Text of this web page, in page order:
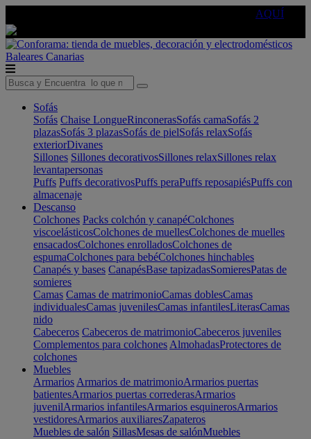
AQUÍ
Baleares Canarias
Sofás
Sofás Chaise LongueRinconerasSofás camaSofás 2
plazasSofás 3 plazasSofás de pielSofás relaxSofás
exteriorDivanes
Sillones Sillones decorativosSillones relaxSillones relax
levantapersonas
Puffs Puffs decorativosPuffs peraPuffs reposapiésPuffs con
almacenaje
Descanso
Colchones Packs colchón y canapéColchones
viscoelásticosColchones de muellesColchones de muelles
ensacadosColchones enrolladosColchones de
espumaColchones para bebéColchones hinchables
Canapés y bases CanapésBase tapizadasSomieresPatas de
somieres
Camas Camas de matrimonioCamas doblesCamas
individualesCamas juvenilesCamas infantilesLiterasCamas
nido
Cabeceros Cabeceros de matrimonioCabeceros juveniles
Complementos para colchones AlmohadasProtectores de
colchones
Muebles
Armarios Armarios de matrimonioArmarios puertas
batientesArmarios puertas correderasArmarios
juvenilArmarios infantilesArmarios esquinerosArmarios
vestidoresArmarios auxiliaresZapateros
Muebles de salón SillasMesas de salónMuebles